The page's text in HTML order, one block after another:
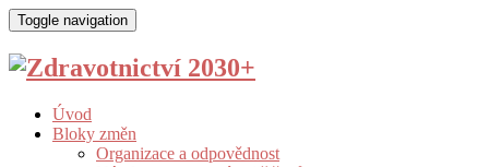
Toggle navigation
Úvod
Bloky změn
Organizace a odpovědnost